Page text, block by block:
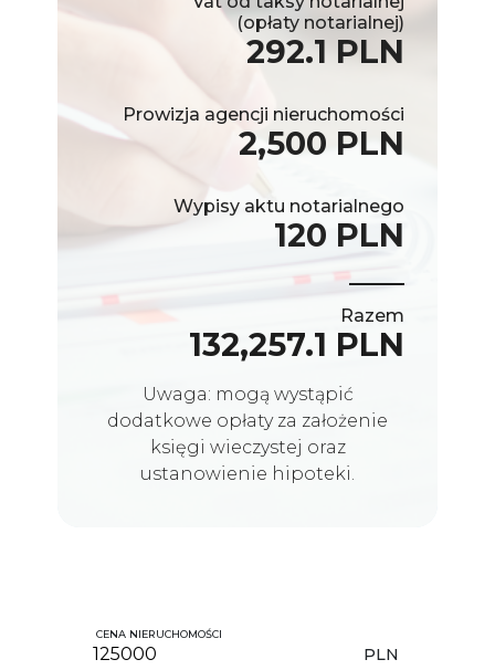
(opłaty notarialnej)
292.1 PLN
Prowizja agencji nieruchomości
2,500 PLN
Wypisy aktu notarialnego
120 PLN
Razem
132,257.1 PLN
Uwaga: mogą wystąpić
dodatkowe opłaty za założenie
księgi wieczystej oraz
ustanowienie hipoteki.
CENA NIERUCHOMOŚCI
PLN